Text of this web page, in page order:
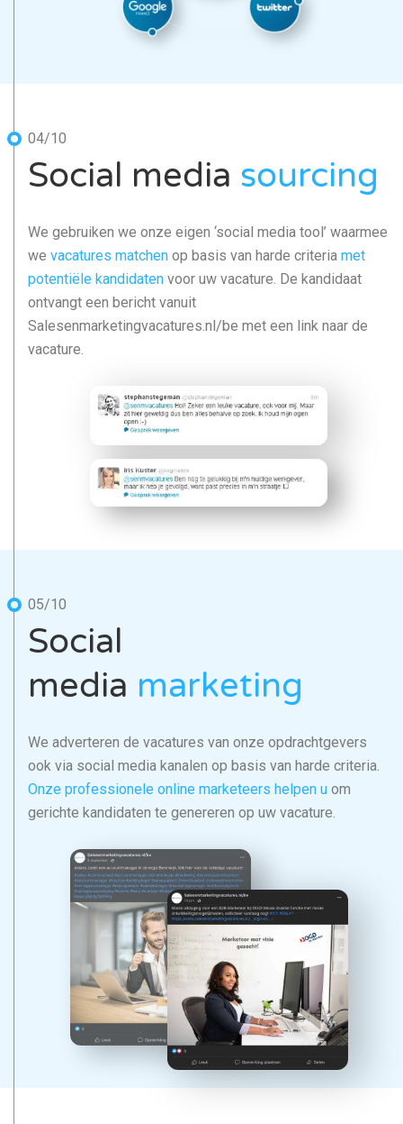
04/10
Social media sourcing
We gebruiken we onze eigen ‘social media tool’ waarmee
we vacatures matchen op basis van harde criteria met
potentiële kandidaten voor uw vacature. De kandidaat
ontvangt een bericht vanuit
Salesenmarketingvacatures.nl/be met een link naar de
vacature.
05/10
Social
media marketing
We adverteren de vacatures van onze opdrachtgevers
ook via social media kanalen op basis van harde criteria.
Onze professionele online marketeers helpen u om
gerichte kandidaten te genereren op uw vacature.